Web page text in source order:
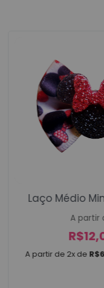
A partir de 2x de R$
Laço Médio
A partir
R$